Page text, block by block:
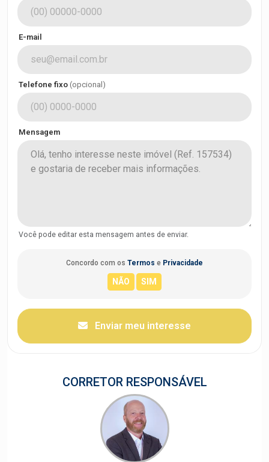
E-mail
Telefone fixo (opcional)
Mensagem
Você pode editar esta mensagem antes de enviar.
Concordo com os Termos e Privacidade
Enviar meu interesse
CORRETOR RESPONSÁVEL